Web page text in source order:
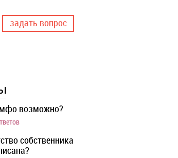
задать вопрос
возможно?
собственника